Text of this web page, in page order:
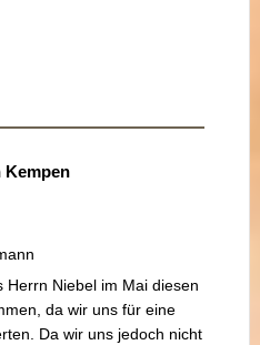
Kempen
Herrn Niebel im Mai diesen
da wir uns für eine
Da wir uns jedoch nicht